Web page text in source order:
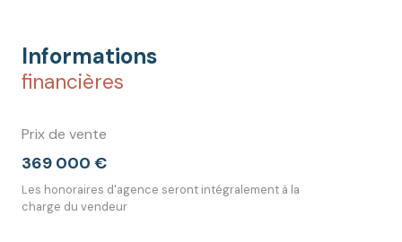
Informations
financières
Prix de vente
369 000 €
Les honoraires d'agence seront intégralement à la
charge du vendeur